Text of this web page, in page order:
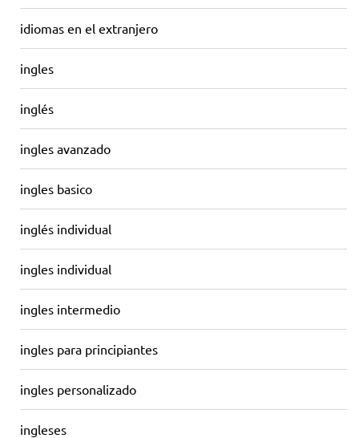
idiomas en el extranjero
ingles
inglés
ingles avanzado
ingles basico
inglés individual
ingles individual
ingles intermedio
ingles para principiantes
ingles personalizado
ingleses